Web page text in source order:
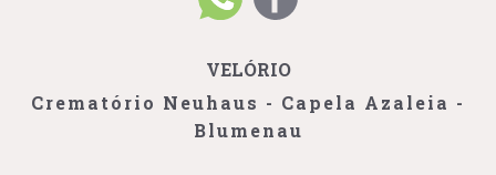
VELÓRIO
Crematório Neuhaus - Capela Azaleia -
Blumenau